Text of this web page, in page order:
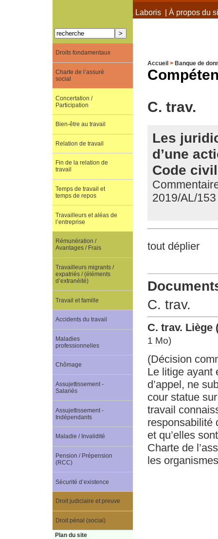
À propos de Terra Laboris| À propos du
Accueil > Banque de
C. trav.
Les
d’une
Code
2019/AL/153
tout déplier
C. trav.
C. trav. Liège
1 Mo)
(Décision
Le litige ayant
d’appel, ne
cour statue
travail
responsabilité
et qu’elles
Charte de
les
Droits fondamentaux
Charte de l’assuré
social
Concertation /
Participation
Bien-être au travail
Relation de travail
Fin de la relation de
travail
Temps de travail et
temps de repos
Travailleurs et aléas de
l’entreprise
Rémunération /
Avantages / Frais
Travailleurs migrants /
expatriés / (éléments
d’extranéité)
Travail et famille
Accidents du travail
Maladies
professionnelles
Chômage
Assujettissement -
Salariés
Assujettissement -
Indépendants
Maladie / Invalidité
Pension / Prépension
(RCC)
Sécurité d’existence
Droit judiciaire et preuve
Droit pénal (social)
Plan du site